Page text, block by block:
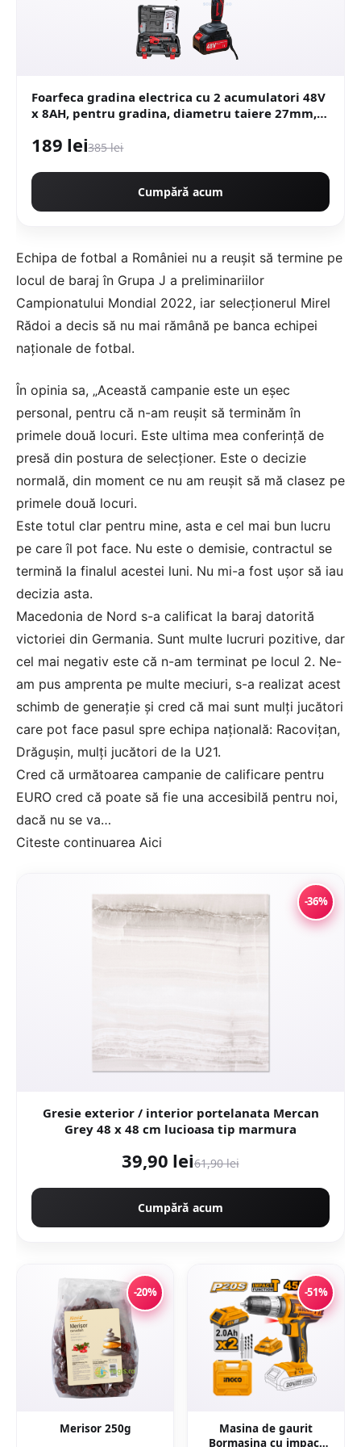
Foarfeca gradina electrica cu 2 acumulatori 48V
x 8AH, pentru gradina, diametru taiere 27mm,
189 lei385 lei
Cumpără acum
Echipa de fotbal a României nu a reușit să termine pe
locul de baraj în Grupa J a preliminariilor
Campionatului Mondial 2022, iar selecţionerul Mirel
Rădoi a decis să nu mai rămână pe banca echipei
naționale de fotbal.
În opinia sa, „Această campanie este un eșec
personal, pentru că n-am reușit să terminăm în
primele două locuri. Este ultima mea conferință de
presă din postura de selecționer. Este o decizie
normală, din moment ce nu am reușit să mă clasez pe
primele două locuri.
Este totul clar pentru mine, asta e cel mai bun lucru
pe care îl pot face. Nu este o demisie, contractul se
termină la finalul acestei luni. Nu mi-a fost ușor să iau
decizia asta.
Macedonia de Nord s-a calificat la baraj datorită
victoriei din Germania. Sunt multe lucruri pozitive, dar
cel mai negativ este că n-am terminat pe locul 2. Ne-
am pus amprenta pe multe meciuri, s-a realizat acest
schimb de generație și cred că mai sunt mulți jucători
care pot face pasul spre echipa națională: Racovițan,
Drăgușin, mulți jucători de la U21.
Cred că următoarea campanie de calificare pentru
EURO cred că poate să fie una accesibilă pentru noi,
dacă nu se va…
Citeste continuarea Aici
-36%
Gresie exterior / interior portelanata Mercan
Grey 48 x 48 cm lucioasa tip marmura
39,90 lei61,90 lei
Cumpără acum
-20%
Merisor 250g
-51%
Masina de gaurit
Bormasina cu impact